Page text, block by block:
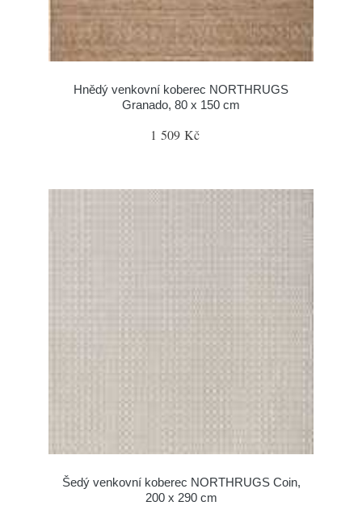
Hnědý venkovní koberec NORTHRUGS
Granado, 80 x 150 cm
1 509 Kč
Šedý venkovní koberec NORTHRUGS Coin,
200 x 290 cm